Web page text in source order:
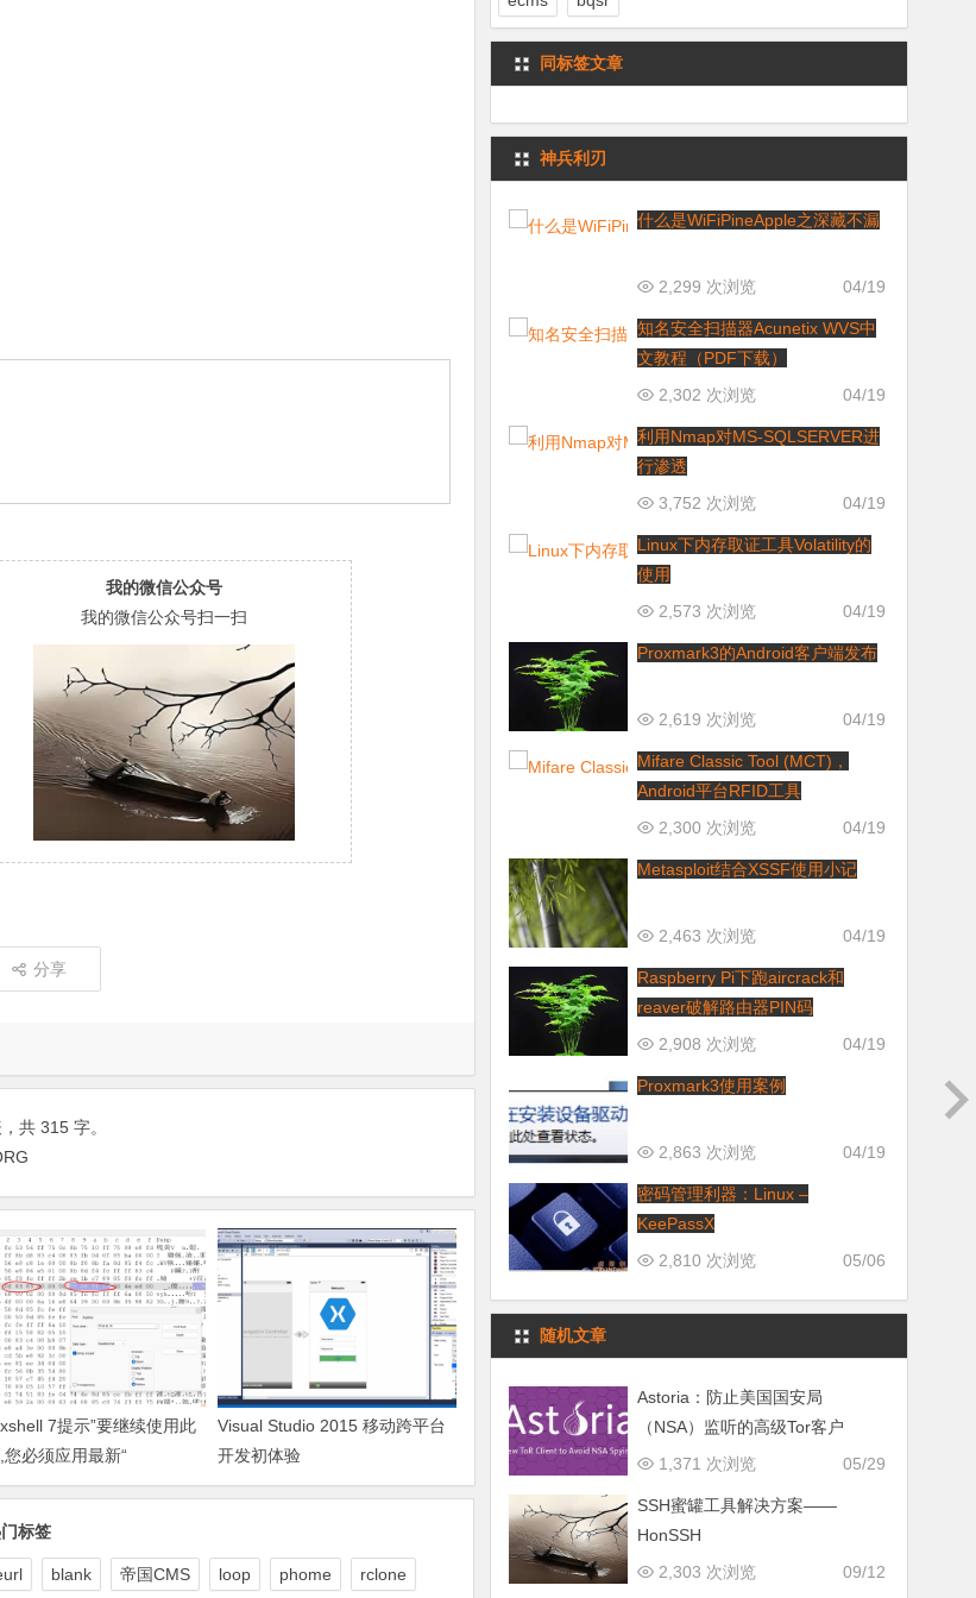
我的微信公众号
我的微信公众号扫一扫
分享
共 315 字。
7提示”要继续使用此
您必须应用最新“
Visual Studio 2015 移动跨平台
开发初体验
标签
blank 帝国CMS loop phome rclone
同标签文章
神兵利刃
什么是WiFiPineApple之深藏不漏
04/19
2,299 次浏览
知名安全扫描器Acunetix WVS中
文教程（PDF下载）
04/19
2,302 次浏览
利用Nmap对MS-SQLSERVER进
行渗透
04/19
3,752 次浏览
Linux下内存取证工具Volatility的
使用
04/19
2,573 次浏览
Proxmark3的Android客户端发布
04/19
2,619 次浏览
Mifare Classic Tool (MCT)，
Android平台RFID工具
04/19
2,300 次浏览
Metasploit结合XSSF使用小记
04/19
2,463 次浏览
Raspberry Pi下跑aircrack和
reaver破解路由器PIN码
04/19
2,908 次浏览
Proxmark3使用案例
04/19
2,863 次浏览
密码管理利器：Linux –
KeePassX
05/06
2,810 次浏览
随机文章
Astoria：防止美国国安局
（NSA）监听的高级Tor客户
05/29
1,371 次浏览
SSH蜜罐工具解决方案——
HonSSH
09/12
2,303 次浏览